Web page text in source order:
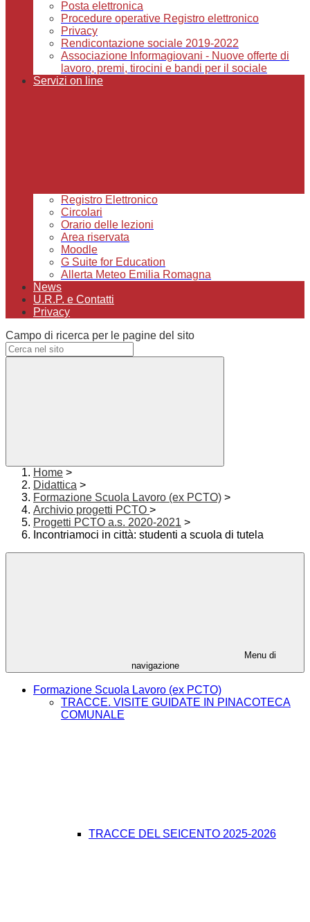
Posta elettronica
Procedure operative Registro elettronico
Privacy
Rendicontazione sociale 2019-2022
Associazione Informagiovani - Nuove offerte di
lavoro, premi, tirocini e bandi per il sociale
Servizi on line
Registro Elettronico
Circolari
Orario delle lezioni
Area riservata
Moodle
G Suite for Education
Allerta Meteo Emilia Romagna
News
U.R.P. e Contatti
Privacy
Campo di ricerca per le pagine del sito
Home >
Didattica >
Formazione Scuola Lavoro (ex PCTO) >
Archivio progetti PCTO >
Progetti PCTO a.s. 2020-2021 >
Incontriamoci in città: studenti a scuola di tutela
Menu di
navigazione
Formazione Scuola Lavoro (ex PCTO)
TRACCE. VISITE GUIDATE IN PINACOTECA
COMUNALE
TRACCE DEL SEICENTO 2025-2026